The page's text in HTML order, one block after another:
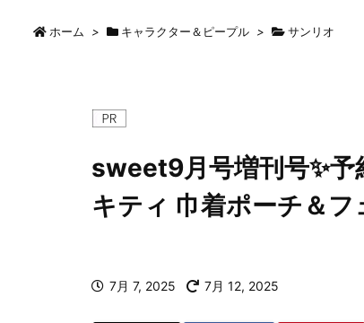
ホーム > キャラクター＆ピープル > サンリオ
sweet9月号増刊号✨
キティ 巾着ポーチ＆
7月 7, 2025 7月 12, 2025